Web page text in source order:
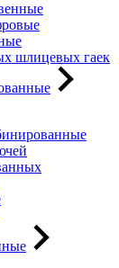
шлицевых гаек